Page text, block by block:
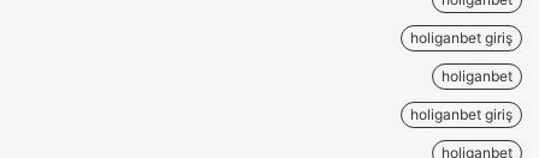
holiganbet giriş
holiganbet
holiganbet giriş
holiganbet